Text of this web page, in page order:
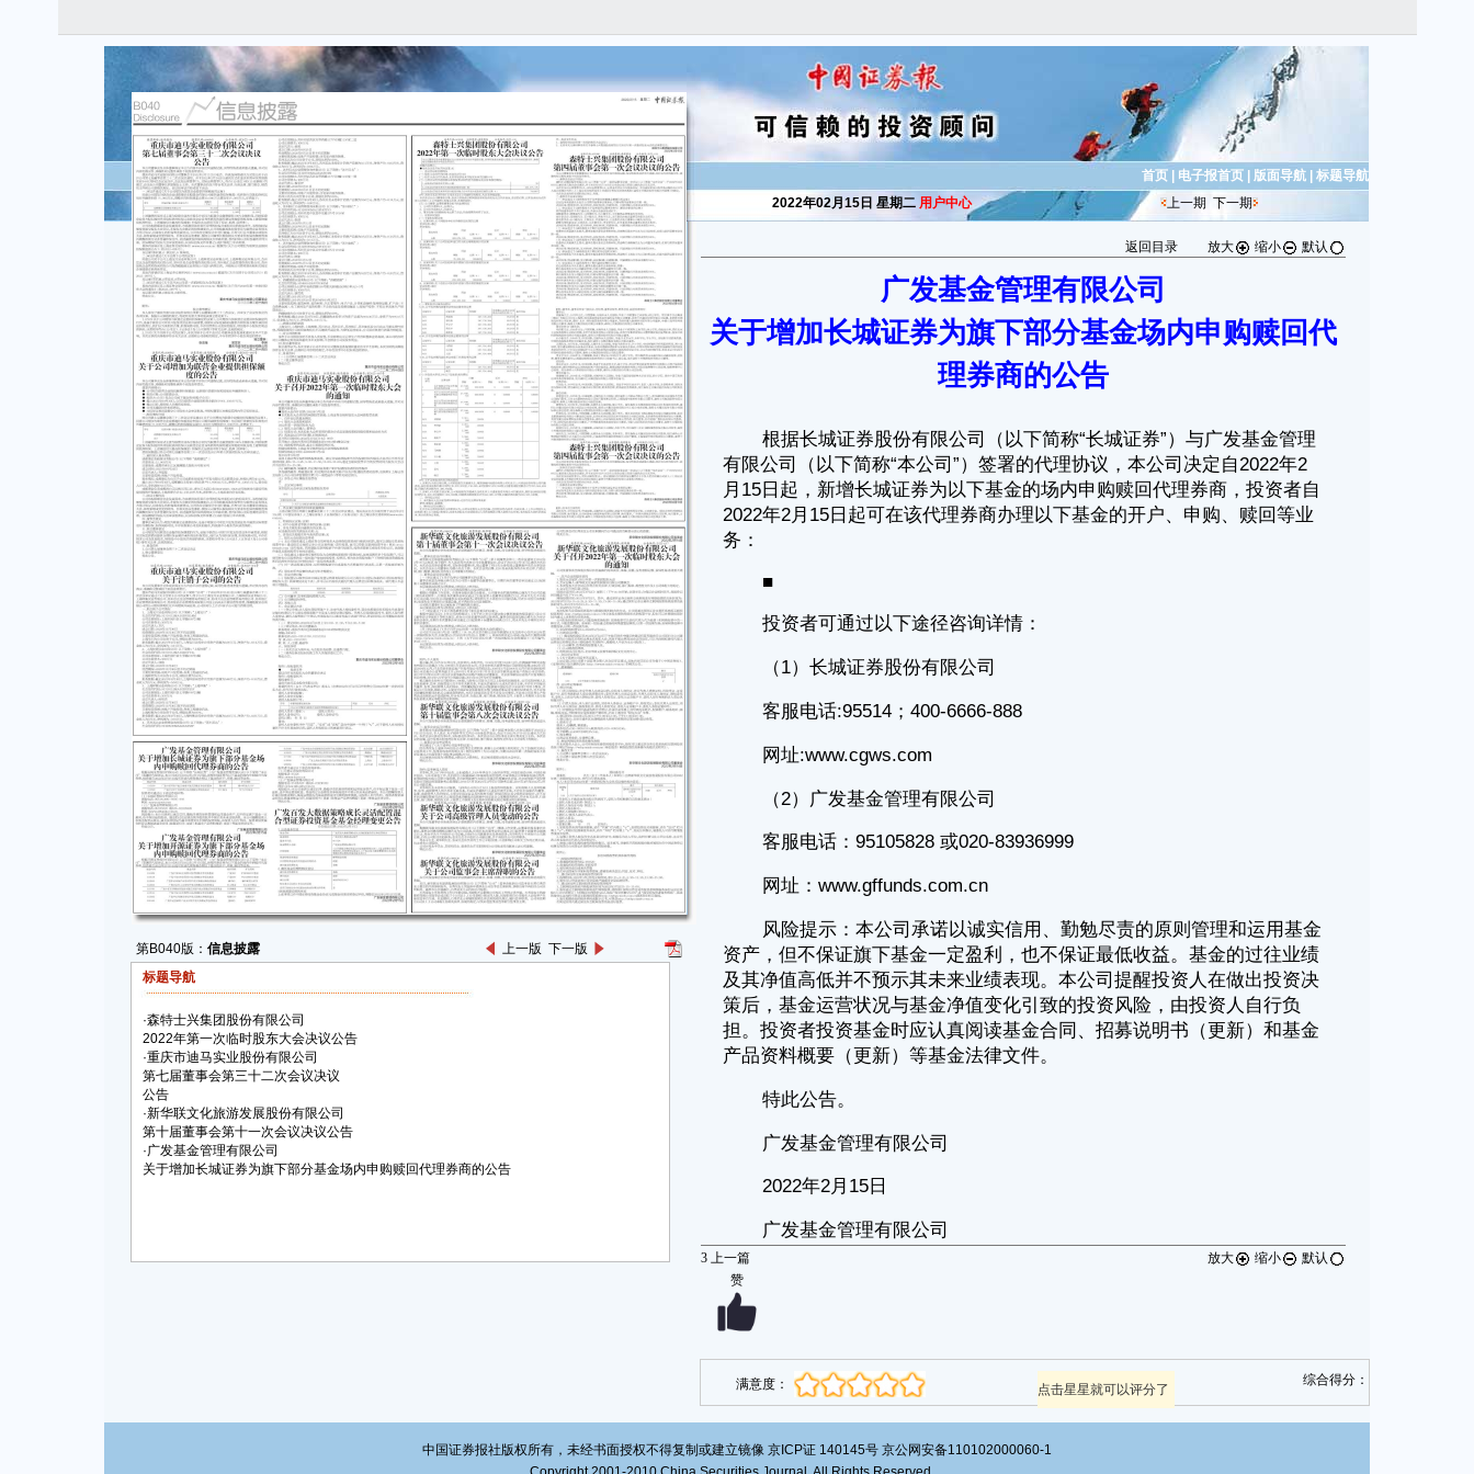
第B040版： 信息披露 上一版 下一版
标题导航
·森特士兴集团股份有限公司
2022年第一次临时股东大会决议公告
·重庆市迪马实业股份有限公司
第七届董事会第三十二次会议决议
公告
·新华联文化旅游发展股份有限公司
第十届董事会第十一次会议决议公告
·广发基金管理有限公司
关于增加长城证券为旗下部分基金场内申购赎回代理券商的公告
首页 电子报首页 版面导航
标题导航
2022年02月15日 星期二 用户中心 上一期 下一期
返回目录 放大 缩小 默认
广发基金管理有限公司
关于增加长城证券为旗下部分基金场内申购赎回代
理券商的公告
根据长城证券股份有限公司（以下简称“长城证券”）与广发基金管理
有限公司（以下简称“本公司”）签署的代理协议，本公司决定自2022年2
月15日起，新增长城证券为以下基金的场内申购赎回代理券商，投资者自
2022年2月15日起可在该代理券商办理以下基金的开户、申购、赎回等业
务：
■
投资者可通过以下途径咨询详情：
（1）长城证券股份有限公司
客服电话:95514；400-6666-888
网址:www.cgws.com
（2）广发基金管理有限公司
客服电话：95105828 或020-83936999
网址：www.gffunds.com.cn
风险提示：本公司承诺以诚实信用、勤勉尽责的原则管理和运用基金
资产，但不保证旗下基金一定盈利，也不保证最低收益。基金的过往业绩
及其净值高低并不预示其未来业绩表现。本公司提醒投资人在做出投资决
策后，基金运营状况与基金净值变化引致的投资风险，由投资人自行负
担。投资者投资基金时应认真阅读基金合同、招募说明书（更新）和基金
产品资料概要（更新）等基金法律文件。
特此公告。
广发基金管理有限公司
2022年2月15日
广发基金管理有限公司
关于增加开源证券为旗下部分基金场内申购赎回代理券商的公告
根据开源证券股份有限公司（以下简称“开源证券”）与广发基金管理
有限公司（以下简称“本公司”）签署的代理协议，本公司决定自2022年2
月15日起，新增开源证券为以下基金的场内申购赎回代理券商，投资者自
2022年2月15日起可在该代理券商办理以下基金的开户、申购、赎回等业
客服电话：95105828 或020-83936999
风险提示：本公司承诺以诚实信用、勤勉尽责的原则管理和运用基金
及其净值高低并不预示其未来业绩表现。本公司提醒投资人在做出投资决
策后，基金运营状况与基金净值变化引致的投资风险，由投资人自行负
担。投资者投资基金时应认真阅读基金合同、招募说明书（更新）和基金
产品资料概要（更新）等基金法律文件。
特此公告。
3 上一篇 放大 缩小
默认
赞
满意度： 点击星星就可以评分了
综合得分：
中国证券报社版权所有，未经书面授权不得复制或建立镜像 京ICP证 140145号 京公网安备110102000060-1